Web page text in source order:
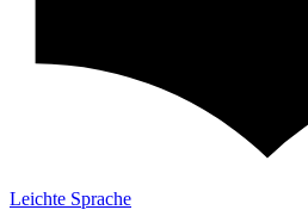
Leichte Sprache